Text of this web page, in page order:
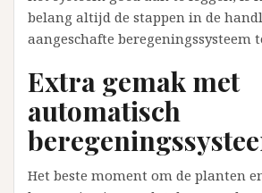
belang altijd de stappen in de
aangeschafte beregeningssysteem
Extra gemak met
automatisch
Het beste moment om de planten